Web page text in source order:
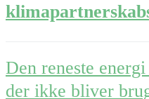
Post
navigation
Den reneste
der ikke bliver